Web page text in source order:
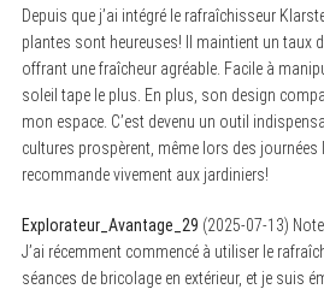
Depuis que j’ai intégré le rafraîchisseur
plantes sont heureuses! Il maintient un taux
offrant une fraîcheur agréable. Facile à
soleil tape le plus. En plus, son design
mon espace. C’est devenu un outil
cultures prospèrent, même lors des journées
recommande vivement aux jardiniers!
Explorateur_Avantage_29 (2025-07-13)
J’ai récemment commencé à utiliser le
séances de bricolage en extérieur, et je suis